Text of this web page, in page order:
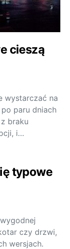
cieszą
wystarczać na
paru dniach
braku
i…
typowe
czy drzwi,
wersjach.